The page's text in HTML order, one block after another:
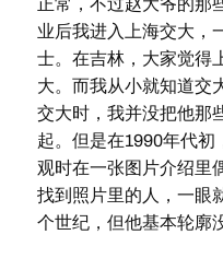
正常，不过赵大爷的那
业后我进入上海交大，
士。在吉林，大家觉得
大。而我从小就知道交
交大时，我并没把他那
起。但是在1990年代初
观时在一张图片介绍里
找到照片里的人，一眼
个世纪，但他基本轮廓